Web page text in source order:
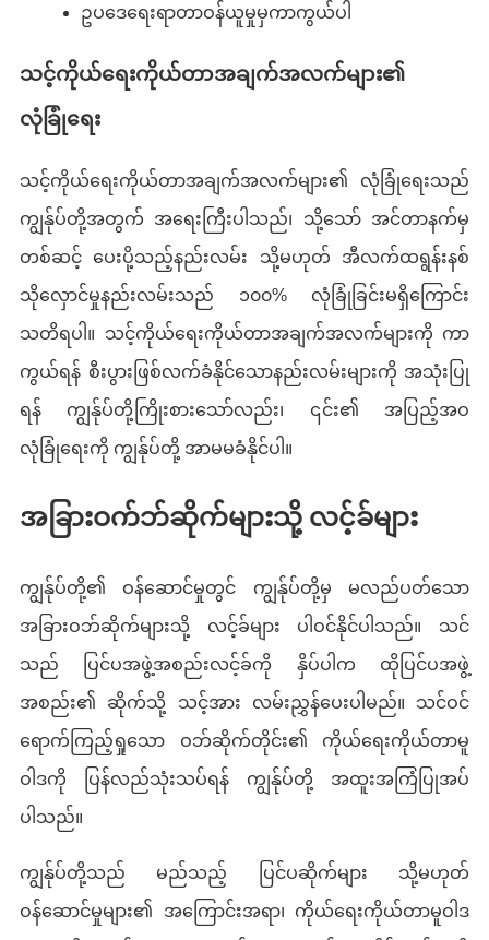
ဥပဒေရေးရာတာဝန်ယူမှုမှကာကွယ်ပါ
သင့်ကိုယ်ရေးကိုယ်တာအချက်အလက်များ၏
လုံခြုံရေး
သင့်ကိုယ်ရေးကိုယ်တာအချက်အလက်များ၏ လုံခြုံရေးသည်
ကျွန်ုပ်တို့အတွက် အရေးကြီးပါသည်၊ သို့သော် အင်တာနက်မှ
တစ်ဆင့် ပေးပို့သည့်နည်းလမ်း သို့မဟုတ် အီလက်ထရွန်းနစ်
သိုလှောင်မှုနည်းလမ်းသည် ၁၀၀% လုံခြုံခြင်းမရှိကြောင်း
သတိရပါ။ သင့်ကိုယ်ရေးကိုယ်တာအချက်အလက်များကို ကာ
ကွယ်ရန် စီးပွားဖြစ်လက်ခံနိုင်သောနည်းလမ်းများကို အသုံးပြု
ရန် ကျွန်ုပ်တို့ကြိုးစားသော်လည်း၊ ၎င်း၏ အပြည့်အဝ
လုံခြုံရေးကို ကျွန်ုပ်တို့ အာမမခံနိုင်ပါ။
အခြားဝက်ဘ်ဆိုက်များသို့ လင့်ခ်များ
ကျွန်ုပ်တို့၏ ဝန်ဆောင်မှုတွင် ကျွန်ုပ်တို့မှ မလည်ပတ်သော
အခြားဝဘ်ဆိုက်များသို့ လင့်ခ်များ ပါဝင်နိုင်ပါသည်။ သင်
သည် ပြင်ပအဖွဲ့အစည်းလင့်ခ်ကို နှိပ်ပါက ထိုပြင်ပအဖွဲ့
အစည်း၏ ဆိုက်သို့ သင့်အား လမ်းညွှန်ပေးပါမည်။ သင်ဝင်
ရောက်ကြည့်ရှုသော ဝဘ်ဆိုက်တိုင်း၏ ကိုယ်ရေးကိုယ်တာမူ
ဝါဒကို ပြန်လည်သုံးသပ်ရန် ကျွန်ုပ်တို့ အထူးအကြံပြုအပ်
ပါသည်။
ကျွန်ုပ်တို့သည် မည်သည့် ပြင်ပဆိုက်များ သို့မဟုတ်
ဝန်ဆောင်မှုများ၏ အကြောင်းအရာ၊ ကိုယ်ရေးကိုယ်တာမူဝါဒ